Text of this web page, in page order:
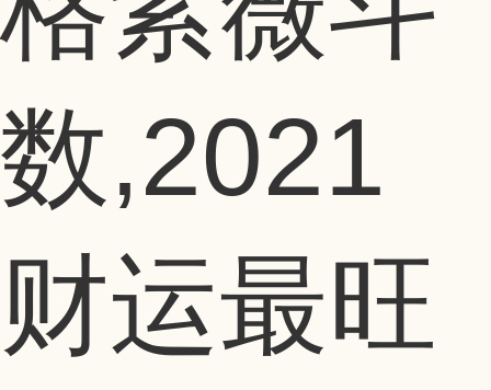
数,2021
财运最旺